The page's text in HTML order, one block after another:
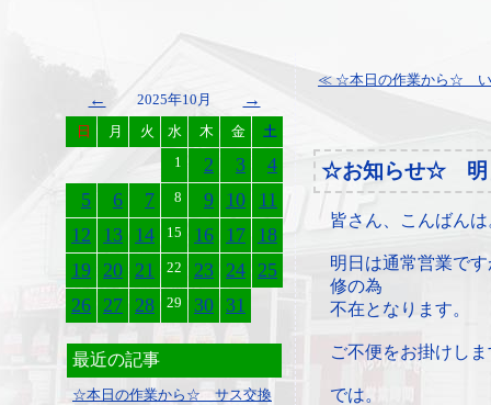
← 2025年10月 →
日 月 火 水 木 金
土
1
2 3
4
5
6 7 8 9 10
11
12
13 14 15 16 17 18
19 20 21 22 23 24 25
26 27 28 29 30 31
最近の記事
☆本日の作業から☆ サス交換
≪ ☆本日の作業から☆
☆お知らせ☆ 明
皆さん、こんばんは
明日は通常営業で
修の為
不在となります。
ご不便をお掛けし
では。